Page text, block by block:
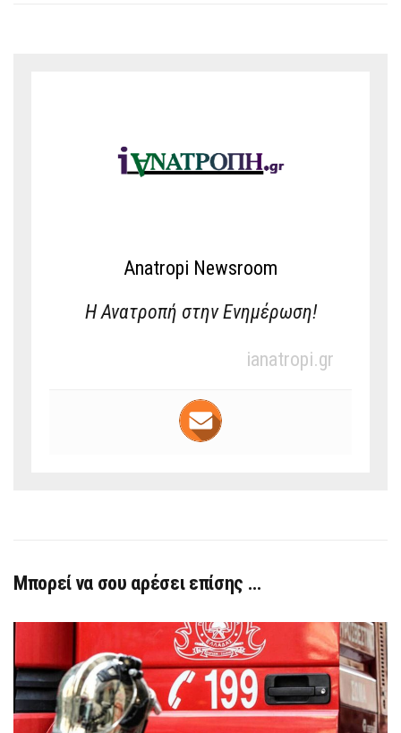
Anatropi Newsroom
Η Ανατροπή στην Ενημέρωση!
ianatropi.gr
Μπορεί να σου αρέσει επίσης …